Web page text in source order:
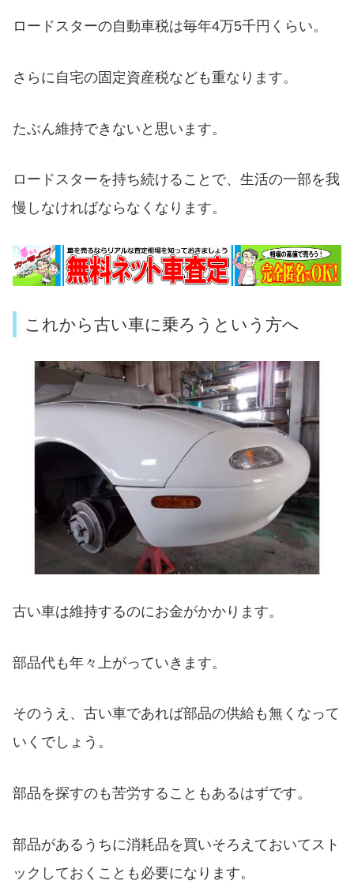
ロードスターの自動車税は毎年4万5千円くらい。
さらに自宅の固定資産税なども重なります。
たぶん維持できないと思います。
ロードスターを持ち続けることで、生活の一部を我
慢しなければならなくなります。
これから古い車に乗ろうという方へ
古い車は維持するのにお金がかかります。
部品代も年々上がっていきます。
そのうえ、古い車であれば部品の供給も無くなって
いくでしょう。
部品を探すのも苦労することもあるはずです。
部品があるうちに消耗品を買いそろえておいてスト
ックしておくことも必要になります。